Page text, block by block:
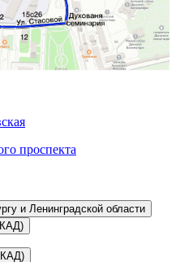
проспекта
и Ленинградской области
КАД)